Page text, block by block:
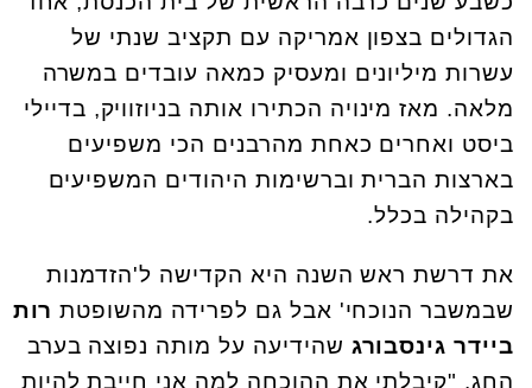
הגדולים בצפון אמריקה עם תקציב שנתי של
עשרות מיליונים ומעסיק כמאה עובדים במשרה
מלאה. מאז מינויה הכתירו אותה בניוזוויק, בדיילי
ביסט ואחרים כאחת מהרבנים הכי משפיעים
בארצות הברית וברשימות היהודים המשפיעים
בקהילה בכלל.
את דרשת ראש השנה היא הקדישה ל'הזדמנות
שבמשבר הנוכחי' אבל גם לפרידה מהשופטת רות
ביידר גינסבורג שהידיעה על מותה נפוצה בערב
החג. "קיבלתי את ההוכחה למה אני חייבת להיות